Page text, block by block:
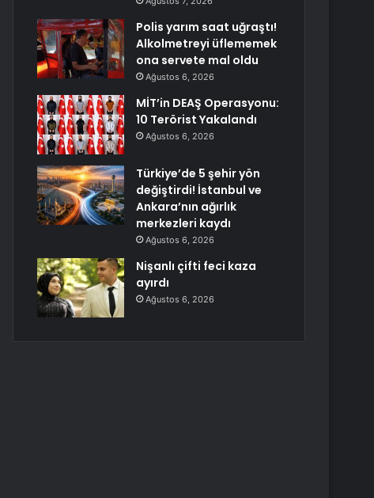
Polis yarım saat uğraştı!
Alkolmetreyi üflememek
ona servete mal oldu
Ağustos 6, 2026
MİT’in DEAŞ Operasyonu:
10 Terörist Yakalandı
Ağustos 6, 2026
Türkiye’de 5 şehir yön
değiştirdi! İstanbul ve
Ankara’nın ağırlık
merkezleri kaydı
Ağustos 6, 2026
Nişanlı çifti feci kaza
ayırdı
Ağustos 6, 2026